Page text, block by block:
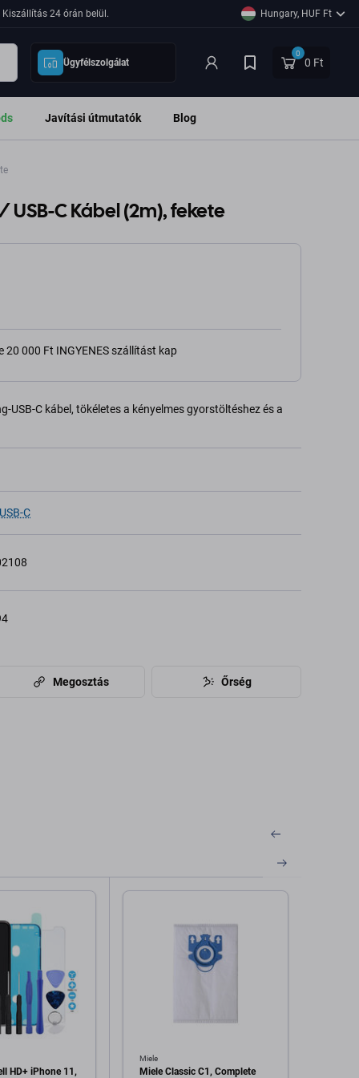
24 órán belül. Hungary, HUF Ft
Ügyfélszolgálat
0
0 Ft
Javítási útmutatók Blog
USB-C Kábel (2m), fekete
20 000 Ft INGYENES szállítást kap
USB-C kábel, tökéletes a kényelmes gyorstöltéshez és a
C
Megosztás Őrség
HD+ iPhone 11,
Miele
Miele Classic C1, Complete